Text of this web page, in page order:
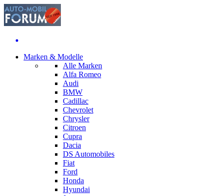
Marken & Modelle
Alle Marken
Alfa Romeo
Audi
BMW
Cadillac
Chevrolet
Chrysler
Citroen
Cupra
Dacia
DS Automobiles
Fiat
Ford
Honda
Hyundai